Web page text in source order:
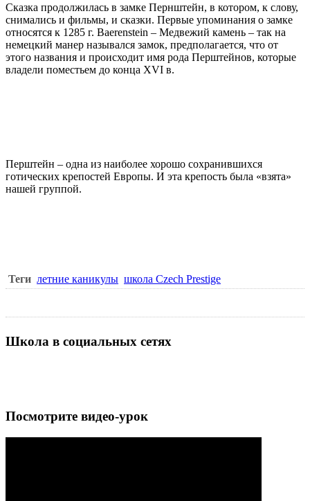
Сказка продолжилась в замке Пернштейн, в котором, к слову,
снимались и фильмы, и сказки. Первые упоминания о замке
относятся к 1285 г. Baerenstein – Медвежий камень – так на
немецкий манер назывался замок, предполагается, что от
этого названия и происходит имя рода Перштейнов, которые
владели поместьем до конца XVI в.
Перштейн – одна из наиболее хорошо сохранившихся
готических крепостей Европы. И эта крепость была «взята»
нашей группой.
Теги летние каникулы школа Czech Prestige
Школа в социальных сетях
Посмотрите видео-урок